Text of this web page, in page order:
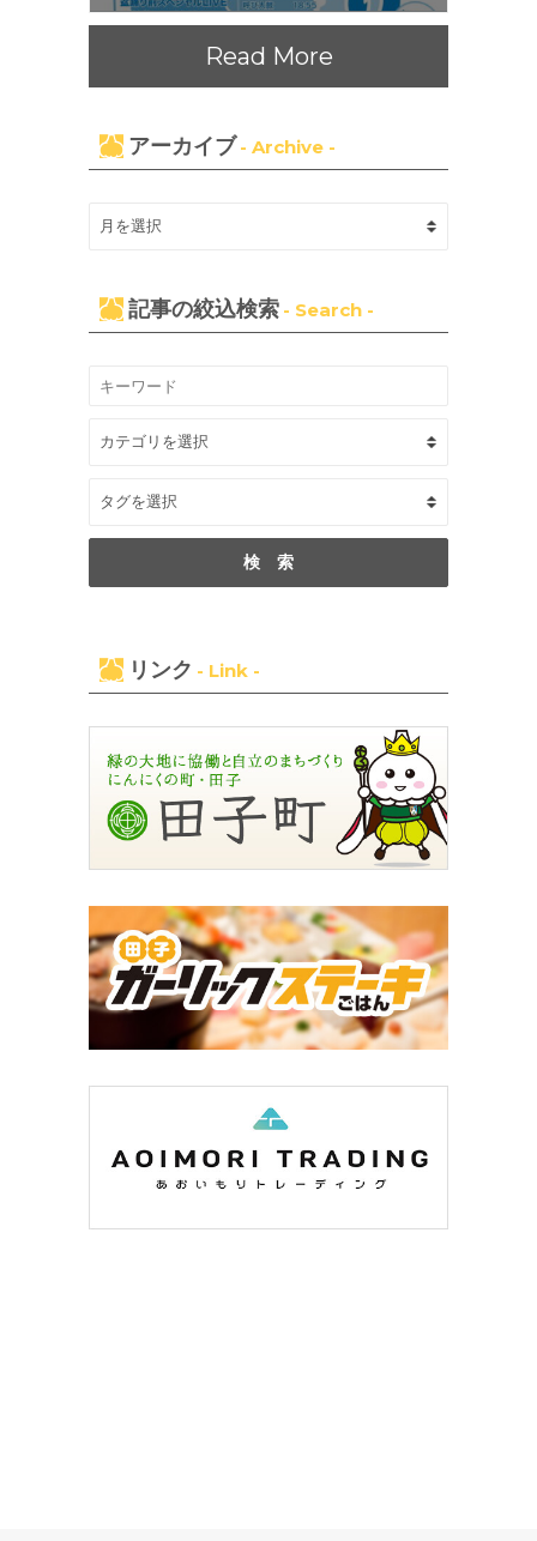
Read More
アーカイブ - Archive -
記事の絞込検索 - Search -
リンク - Link -